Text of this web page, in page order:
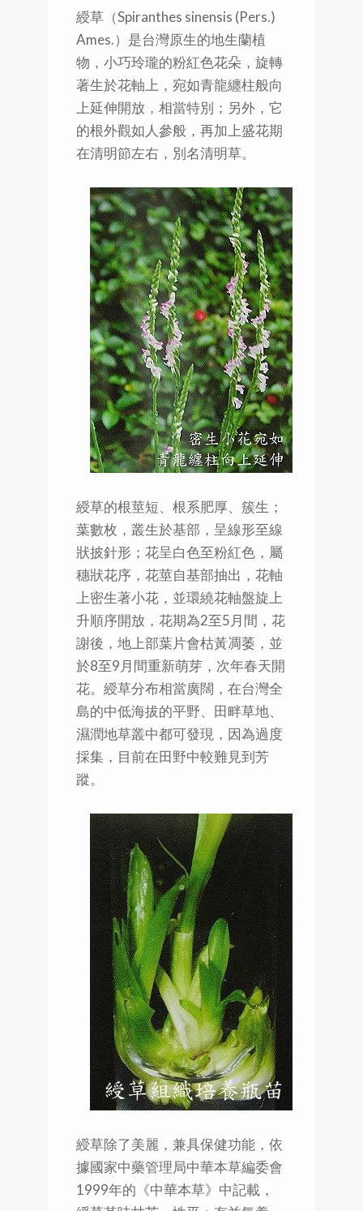
綬草（Spiranthes sinensis (Pers.)
Ames.）是台灣原生的地生蘭植
物，小巧玲瓏的粉紅色花朵，旋轉
著生於花軸上，宛如青龍纏柱般向
上延伸開放，相當特別；另外，它
的根外觀如人參般，再加上盛花期
在清明節左右，別名清明草。
綬草的根莖短、根系肥厚、簇生；
葉數枚，叢生於基部，呈線形至線
狀披針形；花呈白色至粉紅色，屬
穗狀花序，花莖自基部抽出，花軸
上密生著小花，並環繞花軸盤旋上
升順序開放，花期為2至5月間，花
謝後，地上部葉片會枯黃凋萎，並
於8至9月間重新萌芽，次年春天開
花。綬草分布相當廣闊，在台灣全
島的中低海拔的平野、田畔草地、
濕潤地草叢中都可發現，因為過度
採集，目前在田野中較難見到芳
蹤。
綬草除了美麗，兼具保健功能，依
據國家中藥管理局中華本草編委會
1999年的《中華本草》中記載，